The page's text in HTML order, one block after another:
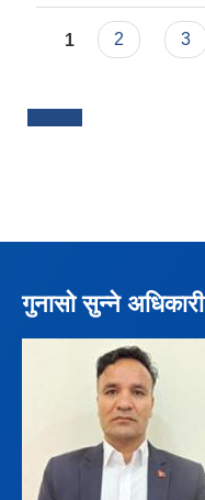
Pages
1 2 3
गुनासो सुन्ने अधिकारी